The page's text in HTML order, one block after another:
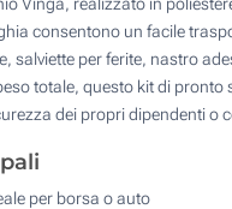
consentono un facile
salviette per ferite, nastro
totale, questo kit di
dei propri dipendenti o
per borsa o auto